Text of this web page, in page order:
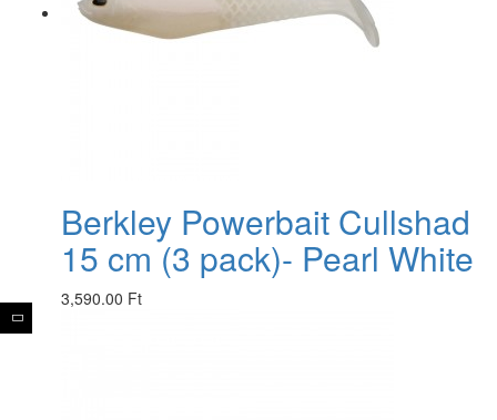
Berkley Powerbait Cullshad
15 cm (3 pack)- Pearl White
3,590.00 Ft